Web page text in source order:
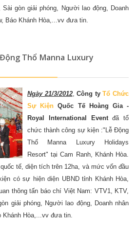
gòn giải phóng, Người lao động, Doanh
Báo Khánh Hòa,...vv đưa tin.
Thổ Manna Luxury
Ngày 21/3/2012,Công tyTổ Chức
Sự Kiện Quốc Tế Hoàng Gia -
Royal International Eventđã tổ
chức thành công sự kiện :"Lễ Động
Thổ Manna Luxury Holidays
Resort" tại Cam Ranh, Khánh Hòa.
tế, diện tích trên 12ha, và mức vốn đầu
có sự hiện diện UBND tỉnh Khánh Hòa,
thông tấn báo chí Việt Nam: VTV1, KTV,
giải phóng, Người lao động, Doanh nhân
Khánh Hòa,...vv đưa tin.